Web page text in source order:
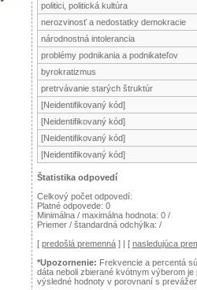
politici, politická kultúra
nerozvinosť a nedostatky demokracie
národnostná intolerancia
problémy podnikania a podnikateľov
byrokratizmus
pretrvávanie starých štruktúr
[Neidentifikovaný kód]
[Neidentifikovaný kód]
[Neidentifikovaný kód]
[Neidentifikovaný kód]
Štatistika odpovedí
Celkový počet odpovedí:
Platné odpovede: 0
Minimálna / maximálna hodnota: 0 /
Priemer / štandardná odchýlka: /
[ predošlá premenná ] | [ nasledujúca
*Upozornenie: Frekvencie a percentá
dáta neboli zbierané kvótnym výberom
výsledné hodnoty v porovnaní s